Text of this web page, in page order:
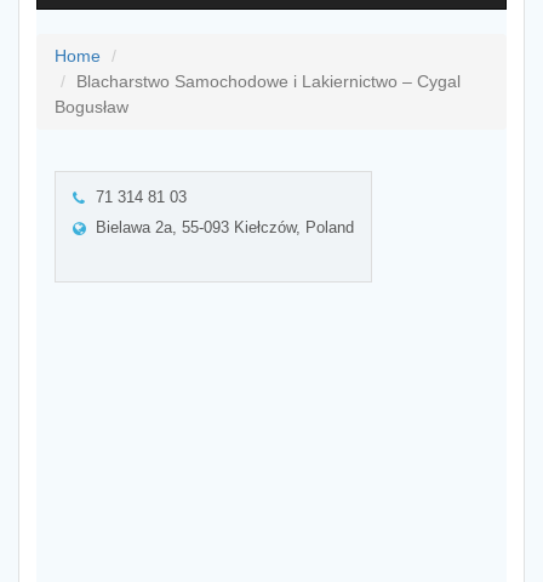
Home
Blacharstwo Samochodowe i Lakiernictwo – Cygal
Bogusław
71 314 81 03
Bielawa 2a, 55-093 Kiełczów, Poland